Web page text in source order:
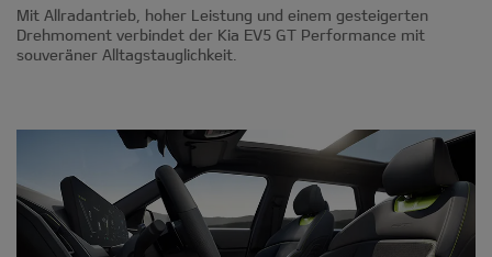
Mit Allradantrieb, hoher Leistung und einem gesteigerten
Drehmoment verbindet der Kia EV5 GT Performance mit
souveräner Alltagstauglichkeit.